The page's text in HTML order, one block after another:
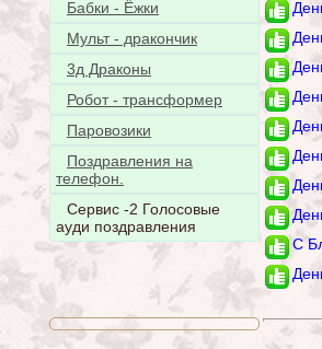
Бабки - Ёжки
Мульт - дракончик
3д Драконы
Робот - трансформер
Паровозики
Поздравления на
телефон.
Сервис -2 Голосовые
ауди поздравления
С